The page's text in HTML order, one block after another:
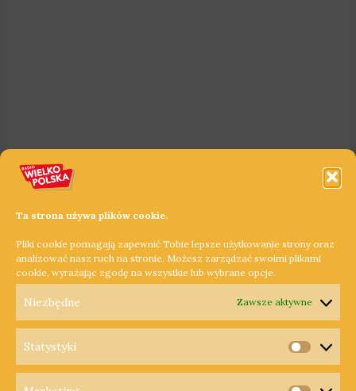
Ta strona używa plików cookie.
Pliki cookie pomagają zapewnić Tobie lepsze użytkowanie strony oraz
analizować nasz ruch na stronie. Możesz zarządzać swoimi plikami
cookie, wyrażając zgodę na wszystkie lub wybrane opcje.
Niezbędne Zawsze aktywne
Statystyki